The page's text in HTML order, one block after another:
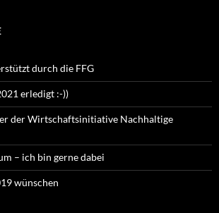
durch die FFG
erledigt :-))
der Wirtschaftsinitiative Nachhaltige
– ich bin gerne dabei
wünschen